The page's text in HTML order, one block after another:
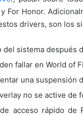
For Honor.
drivers, son los
sistema después
fallar en World of
una suspensión
no se active de
acceso rápido de